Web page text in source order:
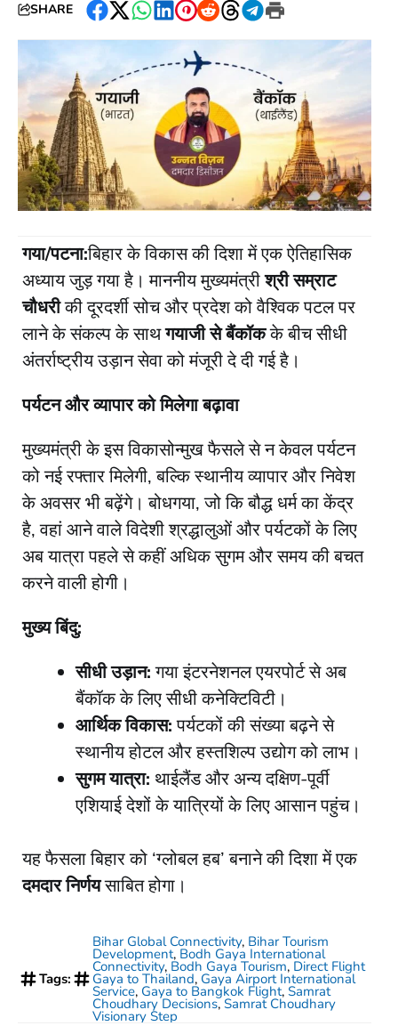
SHARE
Facebook
Twitter
WhatsApp
LinkedIn
Pinterest
RedditThreads
Telegram
Print
गया/पटना:बिहार के विकास की दिशा में एक ऐतिहासिक
अध्याय जुड़ गया है। माननीय मुख्यमंत्रीश्री सम्राट
चौधरीकी दूरदर्शी सोच और प्रदेश को वैश्विक पटल पर
लाने के संकल्प के साथगयाजी से बैंकॉकके बीच सीधी
अंतर्राष्ट्रीय उड़ान सेवा को मंजूरी दे दी गई है।
पर्यटन और व्यापार को मिलेगा बढ़ावा
मुख्यमंत्री के इस विकासोन्मुख फैसले से न केवल पर्यटन
को नई रफ्तार मिलेगी, बल्कि स्थानीय व्यापार और निवेश
के अवसर भी बढ़ेंगे। बोधगया, जो कि बौद्ध धर्म का केंद्र
है, वहां आने वाले विदेशी श्रद्धालुओं और पर्यटकों के लिए
अब यात्रा पहले से कहीं अधिक सुगम और समय की बचत
करने वाली होगी।
मुख्य बिंदु:
सीधी उड़ान:गया इंटरनेशनल एयरपोर्ट से अब
बैंकॉक के लिए सीधी कनेक्टिविटी।
आर्थिक विकास:पर्यटकों की संख्या बढ़ने से
स्थानीय होटल और हस्तशिल्प उद्योग को लाभ।
सुगम यात्रा: थाईलैंड और अन्य दक्षिण-पूर्वी
एशियाई देशों के यात्रियों के लिए आसान पहुंच।
​यह फैसला बिहार को ‘ग्लोबल हब’ बनाने की दिशा में एक
दमदार निर्णयसाबित होगा।
Tags:
Bihar Global Connectivity, Bihar Tourism
Development, Bodh Gaya International
Connectivity, Bodh Gaya Tourism, Direct Flight
Gaya to Thailand, Gaya Airport International
Service, Gaya to Bangkok Flight, Samrat
Choudhary Decisions,Samrat Choudhary
Visionary Step